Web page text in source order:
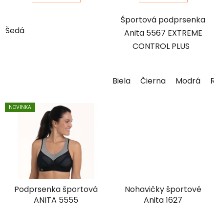
Šedá
Športová podprsenka
Anita 5567 EXTREME
CONTROL PLUS
Biela Čierna Modrá
NOVINKA
Podprsenka športová
ANITA 5555
Nohavičky športové
Anita 1627